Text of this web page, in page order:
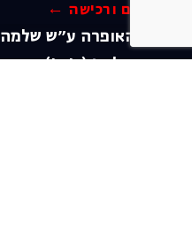
לפרטים ורכישה ←
בית האופרה ע״ש שלמה
להט (צ׳יץ׳)